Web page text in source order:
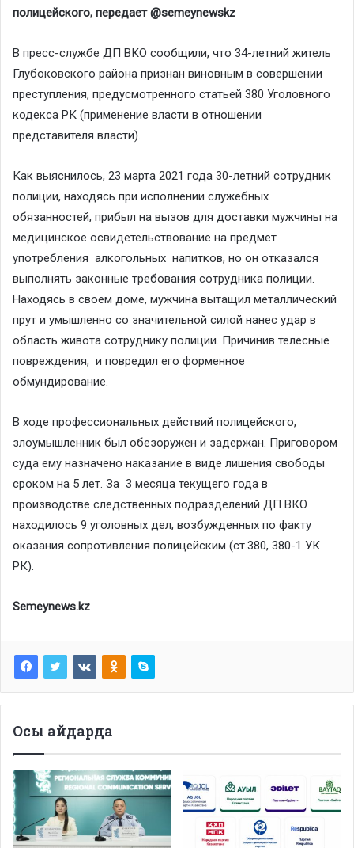
полицейского, передает @semeynewskz
В пресс-службе ДП ВКО сообщили, что 34-летний житель
Глубоковского района признан виновным в совершении
преступления, предусмотренного статьей 380 Уголовного
кодекса РК (применение власти в отношении
представителя власти).
Как выяснилось, 23 марта 2021 года 30-летний сотрудник
полиции, находясь при исполнении служебных
обязанностей, прибыл на вызов для доставки мужчины на
медицинское освидетельствование на предмет
употребления алкогольных напитков, но он отказался
выполнять законные требования сотрудника полиции.
Находясь в своем доме, мужчина вытащил металлический
прут и умышленно со значительной силой нанес удар в
область живота сотруднику полиции. Причинив телесные
повреждения, и повредил его форменное
обмундирование.
В ходе профессиональных действий полицейского,
злоумышленник был обезоружен и задержан. Приговором
суда ему назначено наказание в виде лишения свободы
сроком на 5 лет. За 3 месяца текущего года в
производстве следственных подразделений ДП ВКО
находилось 9 уголовных дел, возбужденных по факту
оказания сопротивления полицейским (ст.380, 380-1 УК
РК).
Semeynews.kz
Осы айдарда